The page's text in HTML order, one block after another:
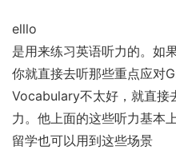
elllo
是用来练习英语听力的。如
你就直接去听那些重点应对
Vocabulary不太好，就直
力。他上面的这些听力基本
留学也可以用到这些场景